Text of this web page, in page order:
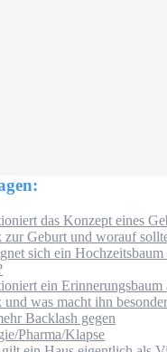
das Konzept eines
zur Geburt und worauf
sich ein
ein Erinnerungsbaum
und was macht ihn
Backlash gegen
Pharma/Klapse